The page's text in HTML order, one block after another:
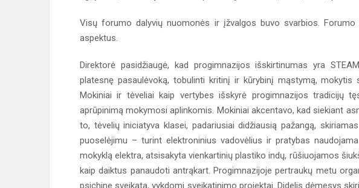
Visų forumo dalyvių nuomonės ir įžvalgos buvo svarbios. Forumo
aspektus.
Direktorė pasidžiaugė, kad progimnazijos išskirtinumas yra
platesnę pasaulėvoką, tobulinti kritinį ir kūrybinį mąstymą, mokytis
Mokiniai ir tėveliai kaip vertybes išskyrė progimnazijos tradicijų
aprūpinimą mokymosi aplinkomis. Mokiniai akcentavo, kad siekiant
to, tėvelių iniciatyva klasei, padariusiai didžiausią pažangą,
puoselėjimu – turint elektroninius vadovėlius ir pratybas
mokyklą elektra, atsisakyta vienkartinių plastiko indų, rūšiuojamos
kaip daiktus panaudoti antrąkart. Progimnazijoje pertraukų metu
psichine sveikata, vykdomi sveikatinimo projektai. Didelis dėmesys